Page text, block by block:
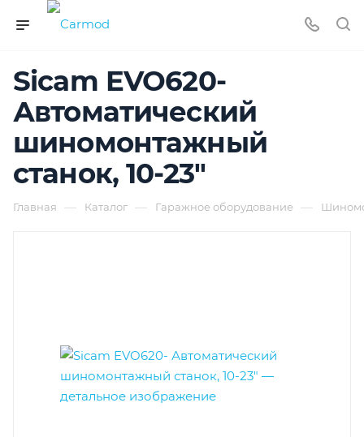
Sicam EVO620-
Автоматический
шиномонтажный
станок, 10-23"
Главная — Каталог — Гаражное оборудование —